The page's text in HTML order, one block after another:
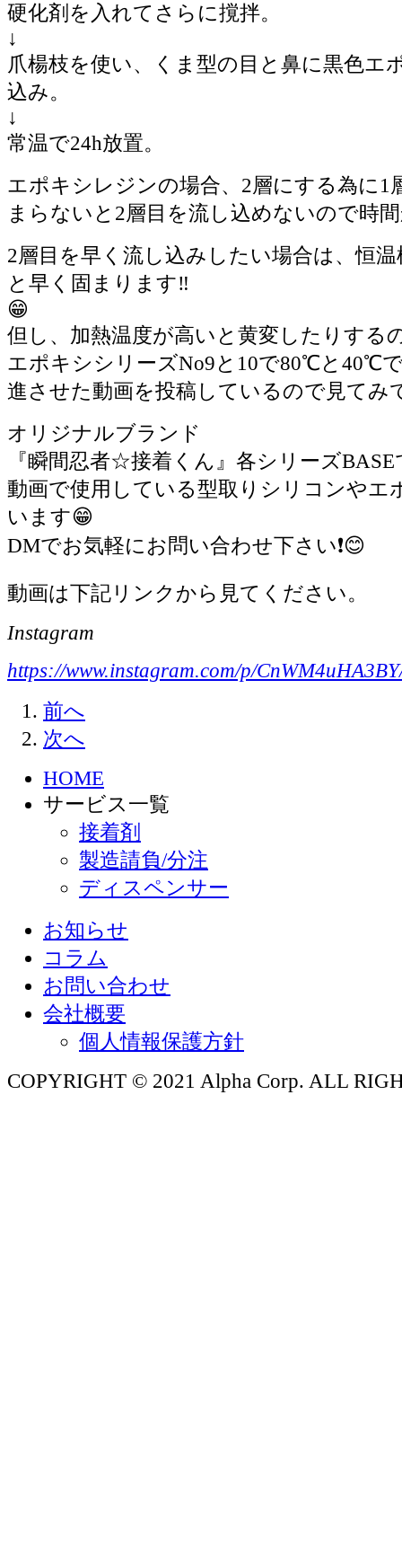
硬化剤を入れてさらに撹拌。
↓
爪楊枝を使い、くま型の目と鼻に黒色エ
込み。
↓
常温で24h放置。
エポキシレジンの場合、2層にする為に1
まらないと2層目を流し込めないので時
2層目を早く流し込みしたい場合は、恒
と早く固まります‼️
😁
但し、加熱温度が高いと黄変したりする
エポキシシリーズNo9と10で80℃と40℃
進させた動画を投稿しているので見てみ
オリジナルブランド
『瞬間忍者☆接着くん』各シリーズBASE
動画で使用している型取りシリコンやエ
います😁
DMでお気軽にお問い合わせ下さい❗️😊
動画は下記リンクから見てください。
Instagram
https://www.instagram.com/p/
前へ
次へ
HOME
サービス一覧
接着剤
製造請負/分注
ディスペンサー
お知らせ
コラム
お問い合わせ
会社概要
個人情報保護方針
COPYRIGHT © 2021 Alpha Corp. ALL